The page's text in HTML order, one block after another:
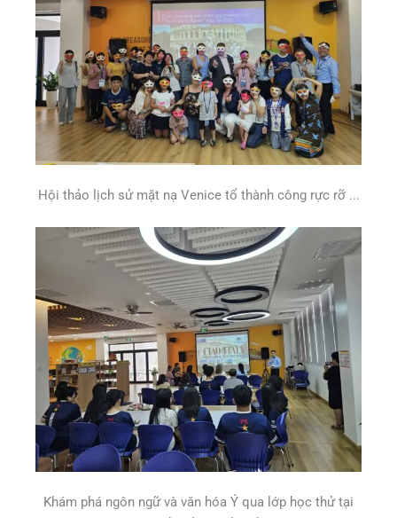
Hội thảo lịch sử mặt nạ Venice tổ thành công rực rỡ ...
Khám phá ngôn ngữ và văn hóa Ý qua lớp học thử tại